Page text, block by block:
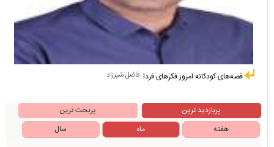
فاضل شیرزاد قصه‌های کودکانه امروز فکرهای فردا
پربازدید ترین
پربحث ترین
هفته
ماه سال